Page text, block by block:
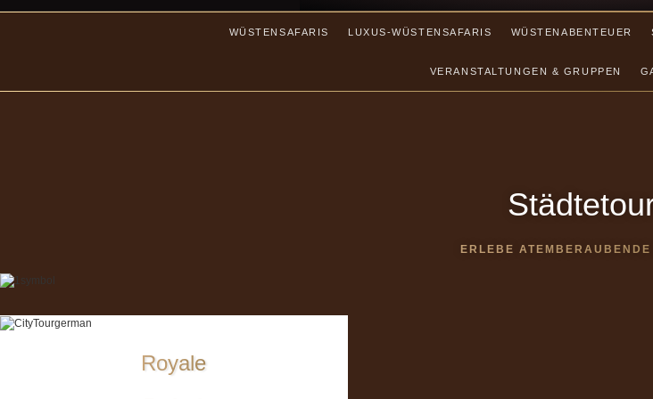
WÜSTENSAFARIS LUXUS-WÜSTENSAFARIS WÜSTENABENTEUER
VERANSTALTUNGEN & GRUPPEN
ERLEBE
Royale